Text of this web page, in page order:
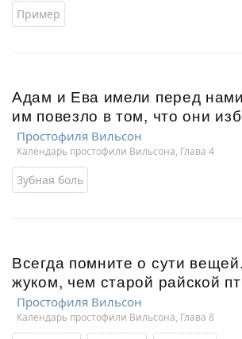
Пример
Адам и Ева имели перед
им повезло в том, что они
Простофиля Вильсон
Календарь простофили Вильсона, Глава 4
Зубная боль
Всегда помните о сути
жуком, чем старой райской
Простофиля Вильсон
Календарь простофили Вильсона, Глава 8